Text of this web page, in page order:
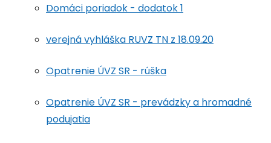
Domáci poriadok - dodatok 1
verejná vyhláška RUVZ TN z 18.09.20
Opatrenie ÚVZ SR - rúška
Opatrenie ÚVZ SR - prevádzky a hromadné
podujatia